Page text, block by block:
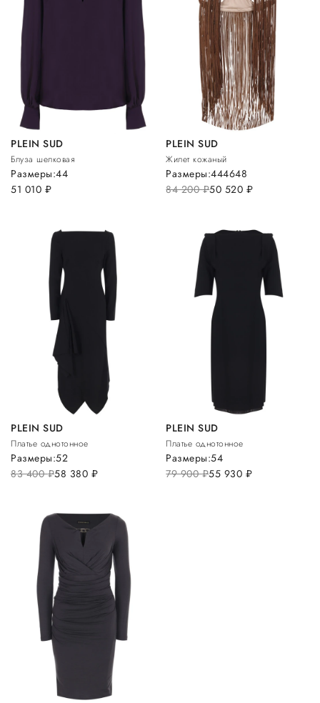
PLEIN SUD
Блуза шелковая
51 010 руб.
Размеры:44
PLEIN SUD
Жилет кожаный
84 200руб.50 520 руб.
Размеры:444648
PLEIN SUD
Платье однотонное
83 400руб.58 380 руб.
Размеры:52
PLEIN SUD
Платье однотонное
79 900руб.55 930 руб.
Размеры:54